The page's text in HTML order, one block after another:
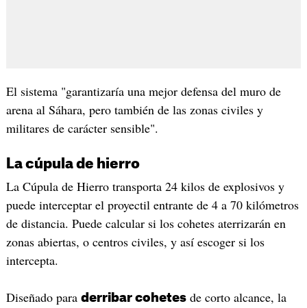
El sistema "garantizaría una mejor defensa del muro de
arena al Sáhara, pero también de las zonas civiles y
militares de carácter sensible".
La cúpula de hierro
La Cúpula de Hierro transporta 24 kilos de explosivos y
puede interceptar el proyectil entrante de 4 a 70 kilómetros
de distancia. Puede calcular si los cohetes aterrizarán en
zonas abiertas, o centros civiles, y así escoger si los
intercepta.
Diseñado para derribar cohetesde corto alcance, la